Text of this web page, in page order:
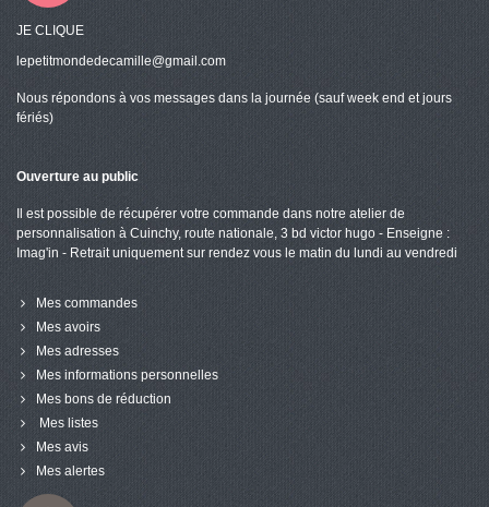
JE CLIQUE
lepetitmondedecamille@gmail.com
Nous répondons à vos messages dans la journée (sauf week end et jours
fériés)
Ouverture au public
Il est possible de récupérer votre commande dans notre atelier de
personnalisation à Cuinchy, route nationale, 3 bd victor hugo - Enseigne :
Imag'in - Retrait uniquement sur rendez vous le matin du lundi au vendredi
Mes commandes
Mes avoirs
Mes adresses
Mes informations personnelles
Mes bons de réduction
Mes listes
Mes avis
Mes alertes